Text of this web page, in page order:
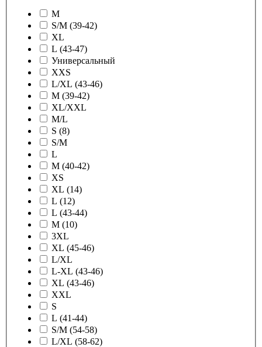
M
S/M (39-42)
XL
L (43-47)
Универсальный
XXS
L/XL (43-46)
M (39-42)
XL/XXL
M/L
S (8)
S/M
L
M (40-42)
XS
XL (14)
L (12)
L (43-44)
M (10)
3XL
XL (45-46)
L/XL
L-XL (43-46)
XL (43-46)
XXL
S
L (41-44)
S/M (54-58)
L/XL (58-62)